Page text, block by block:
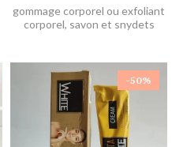
gommage corporel ou exfoliant
corporel, savon et snydets
-50%